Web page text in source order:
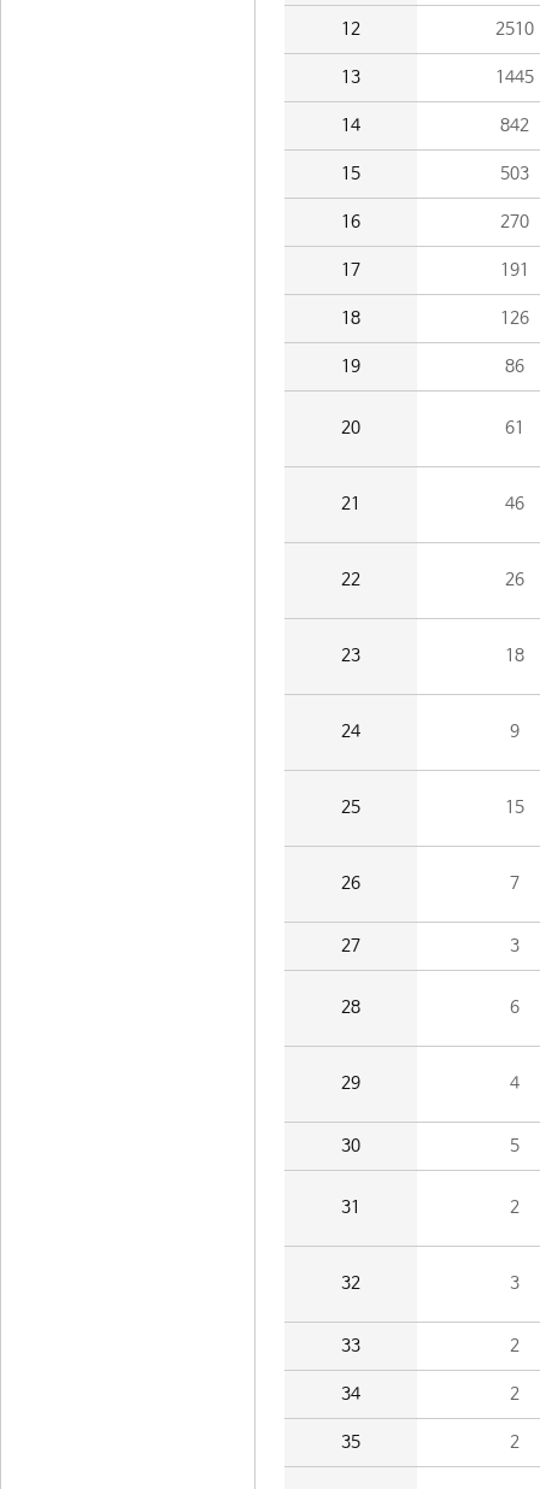
12 2510
13 1445
14 842
15 503
16 270
17 191
18 126
19 86
20 61
21 46
22 26
23 18
24 9
25 15
26 7
27 3
28 6
29 4
30 5
31 2
32 3
33 2
34 2
35 2